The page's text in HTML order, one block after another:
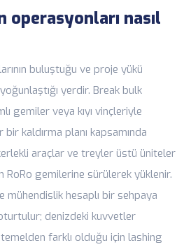
nasıl
buluştuğu ve proje yükü
yerdir. Break bulk
gemiler veya kıyı vinçleriyle
bir kaldırma planı kapsamında
araçlar ve treyler üstü üniteler
RoRo gemilerine sürülerek yüklenir.
mühendislik hesaplı bir sehpaya
denizdeki kuvvetler
temelden farklı olduğu için lashing